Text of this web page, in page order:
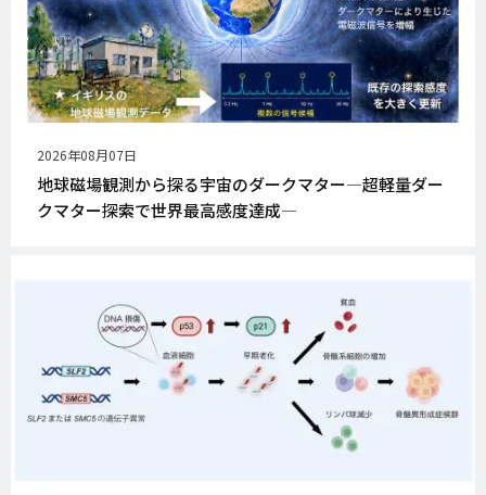
公
開
日
2026年08月07日
地球磁場観測から探る宇宙のダークマター―超軽量ダー
クマター探索で世界最高感度達成―